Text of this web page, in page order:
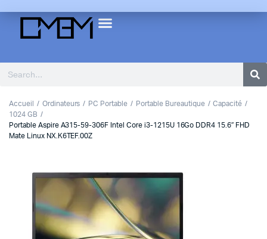
Accueil Ordinateurs PC Portable Portable Bureautique
Capacité
1024 GB
Portable Aspire A315-59-306F Intel Core i3-1215U 16Go DDR4 15.6″ FHD
Mate Linux NX.K6TEF.00Z
2
Previous
Next